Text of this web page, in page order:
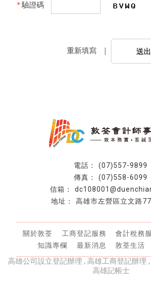
*驗證碼
｜
(07)557-9899
(07)558-6099
高雄市左營區立文路
關於敦荃 工商登記服務 會計稅務
知識專欄
最新消息 敦荃生活
高雄公司設立登記辦理 高雄工商登記辦理
高雄記帳士